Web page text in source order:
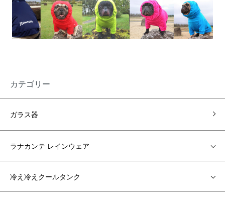
カテゴリー
ガラス器
ラナカンテ レインウェア
冷え冷えクールタンク